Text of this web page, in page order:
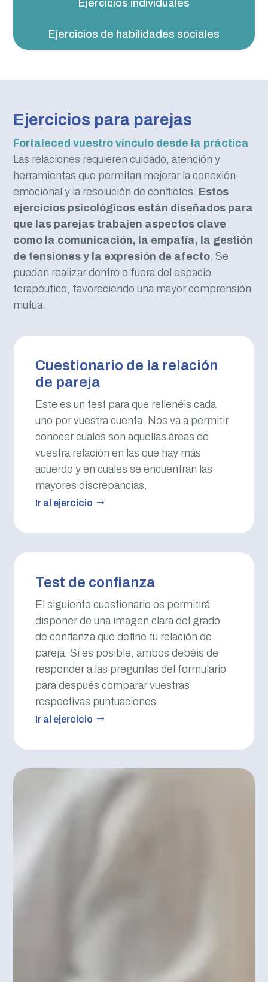
Ejercicios individuales
Ejercicios de habilidades sociales
Ejercicios para parejas
Fortaleced vuestro vínculo desde la práctica
Las relaciones requieren cuidado, atención y
herramientas que permitan mejorar la conexión
emocional y la resolución de conflictos. Estos
ejercicios psicológicos están diseñados para
que las parejas trabajen aspectos clave
como la comunicación, la empatía, la gestión
de tensiones y la expresión de afecto. Se
pueden realizar dentro o fuera del espacio
terapéutico, favoreciendo una mayor comprensión
mutua.
Cuestionario de la relación
de pareja
Este es un test para que rellenéis cada
uno por vuestra cuenta. Nos va a permitir
conocer cuales son aquellas áreas de
vuestra relación en las que hay más
acuerdo y en cuales se encuentran las
mayores discrepancias.
Ir al ejercicio
Test de confianza
El siguiente cuestionario os permitirá
disponer de una imagen clara del grado
de confianza que define tu relación de
pareja. Si es posible, ambos debéis de
responder a las preguntas del formulario
para después comparar vuestras
respectivas puntuaciones
Ir al ejercicio